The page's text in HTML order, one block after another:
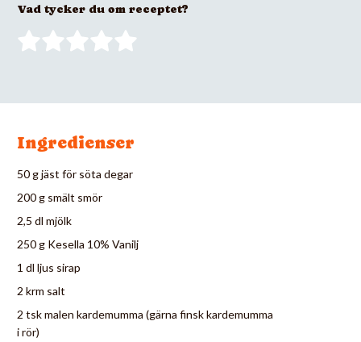
Vad tycker du om receptet?
Ingredienser
50 g jäst för söta degar
200 g smält smör
2,5 dl mjölk
250 g Kesella 10% Vanilj
1 dl ljus sirap
2 krm salt
2 tsk malen kardemumma (gärna finsk kardemumma
i rör)